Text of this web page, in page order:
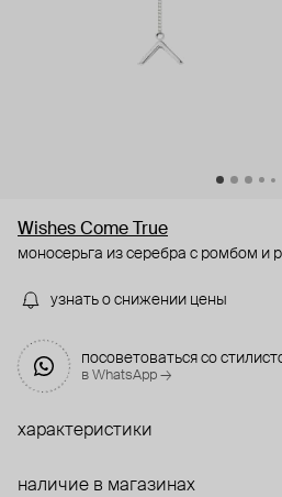
Wishes Come True
моносерьга из серебра с ромбом и
узнать о снижении цены
посоветоваться со
в WhatsApp →
характеристики
наличие в магазинах